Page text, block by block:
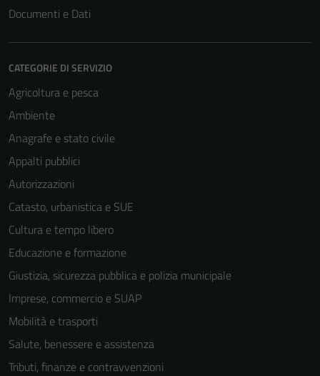
Documenti e Dati
CATEGORIE DI SERVIZIO
Agricoltura e pesca
Ambiente
Anagrafe e stato civile
Appalti pubblici
Autorizzazioni
Catasto, urbanistica e SUE
Cultura e tempo libero
Educazione e formazione
Giustizia, sicurezza pubblica e polizia municipale
Imprese, commercio e SUAP
Mobilità e trasporti
Salute, benessere e assistenza
Tributi, finanze e contravvenzioni